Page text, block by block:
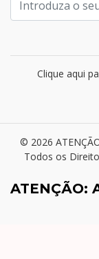
Clique aqui
© 2026
Todos os
ATENÇÃO: